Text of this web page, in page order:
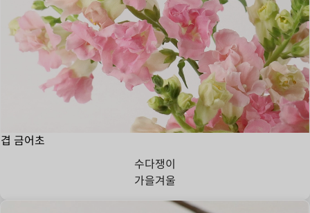
겹 금어초
수다쟁이
가을겨울